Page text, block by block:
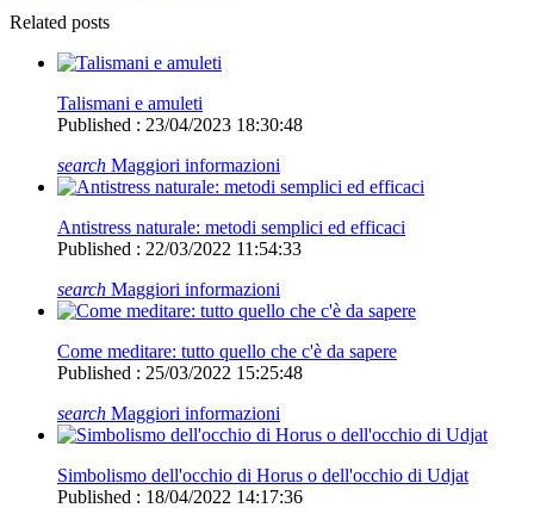
Related posts
Talismani e amuleti
Published : 23/04/2023 18:30:48
search Maggiori informazioni
Antistress naturale: metodi semplici ed efficaci
Published : 22/03/2022 11:54:33
search Maggiori informazioni
Come meditare: tutto quello che c'è da sapere
Published : 25/03/2022 15:25:48
search Maggiori informazioni
Simbolismo dell'occhio di Horus o dell'occhio di Udjat
Published : 18/04/2022 14:17:36